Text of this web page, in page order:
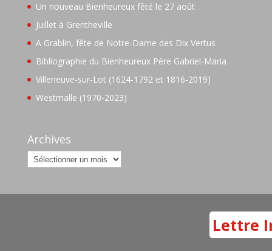
Un nouveau Bienheureux fêté le 27 août
Juillet à Grentheville
A Grablin, fête de Notre-Dame des Dix Vertus
Bibliographie du Bienheureux Père Gabriel-Maria
Villeneuve-sur-Lot (1624-1792 et 1816-2019)
Westmalle (1970-2023)
Archives
Archives
Lettre